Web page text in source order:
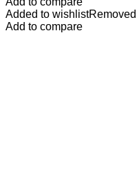
Added to wishlist
Add to compare